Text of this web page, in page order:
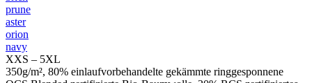
prune
aster
orion
navy
XXS – 5XL
350g/m², 80% einlaufvorbehandelte gekämmte ringgesponnene